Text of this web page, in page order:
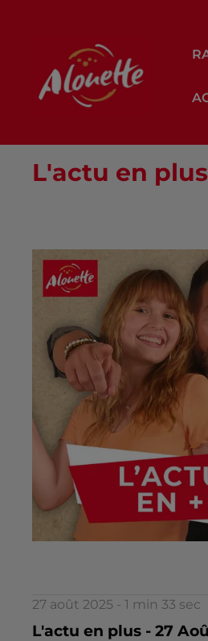
L'actu en
27 août 2025 - 1 min 33 sec
L'actu en plus - 27